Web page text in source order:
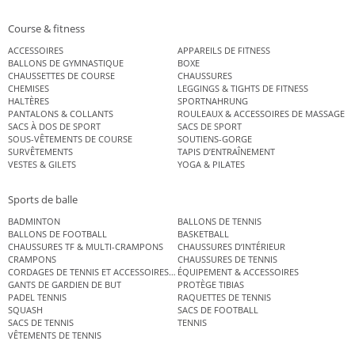
Course & fitness
ACCESSOIRES
APPAREILS DE FITNESS
BALLONS DE GYMNASTIQUE
BOXE
CHAUSSETTES DE COURSE
CHAUSSURES
CHEMISES
LEGGINGS & TIGHTS DE FITNESS
HALTÈRES
SPORTNAHRUNG
PANTALONS & COLLANTS
ROULEAUX & ACCESSOIRES DE MASSAGE
SACS À DOS DE SPORT
SACS DE SPORT
SOUS-VÊTEMENTS DE COURSE
SOUTIENS-GORGE
SURVÊTEMENTS
TAPIS D’ENTRAÎNEMENT
VESTES & GILETS
YOGA & PILATES
Sports de balle
BADMINTON
BALLONS DE TENNIS
BALLONS DE FOOTBALL
BASKETBALL
CHAUSSURES TF & MULTI-CRAMPONS
CHAUSSURES D’INTÉRIEUR
CRAMPONS
CHAUSSURES DE TENNIS
CORDAGES DE TENNIS ET ACCESSOIRES DE TENNISÉQUIPEMENT & ACCESSOIRES
GANTS DE GARDIEN DE BUT
PROTÈGE TIBIAS
PADEL TENNIS
RAQUETTES DE TENNIS
SQUASH
SACS DE FOOTBALL
SACS DE TENNIS
TENNIS
VÊTEMENTS DE TENNIS